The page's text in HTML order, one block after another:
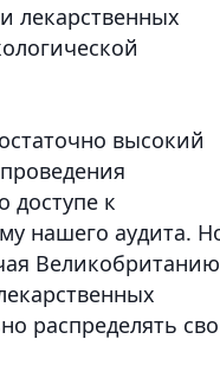
лекарственных
высокий
доступе к
нашего аудита.
распределять